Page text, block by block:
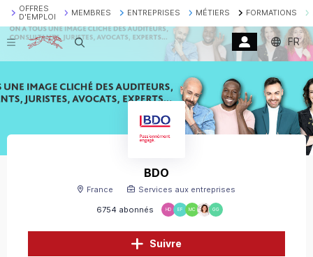
OFFRES
D'EMPLOI
MEMBRES ENTREPRISES MÉTIERS FORMATIONS
Recherche FR
BDO
6754 abonnés HD EF MC GG
France Services aux entreprises
Suivre